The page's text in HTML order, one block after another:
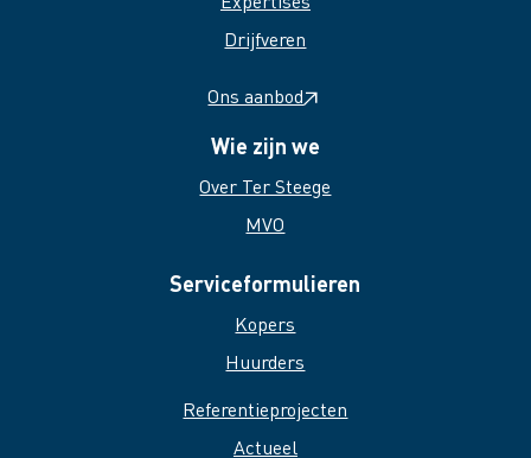
Drijfveren
Ons aanbod
Wie zijn we
Over Ter Steege
MVO
Serviceformulieren
Kopers
Huurders
Referentieprojecten
Actueel